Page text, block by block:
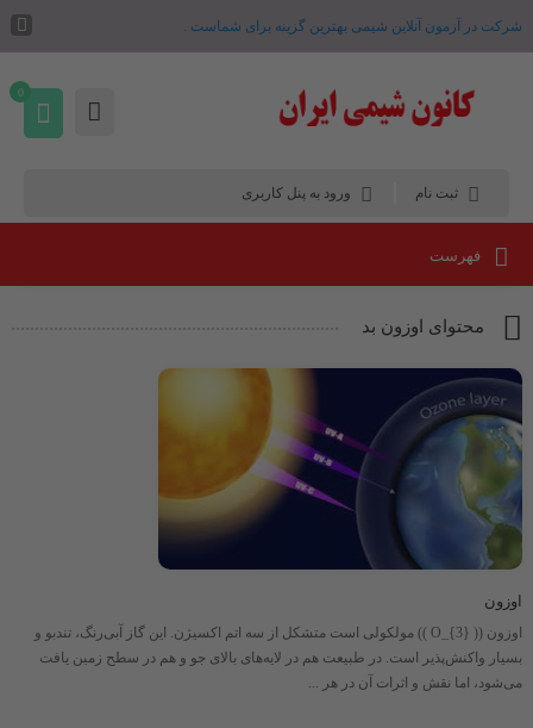
شرکت در آزمون آنلاین شیمی بهترین گزینه برای شماست .
ثبت نام ورود به پنل کاربری
0
فهرست
محتوای اوزون بد
اوزون
اوزون (​( O_{3} )​) مولکولی است متشکل از سه اتم اکسیژن. این گاز آبی‌رنگ، تندبو و
بسیار واکنش‌پذیر است. در طبیعت هم در لایه‌های بالای جو و هم در سطح زمین یافت
می‌شود، اما نقش و اثرات آن در هر ...